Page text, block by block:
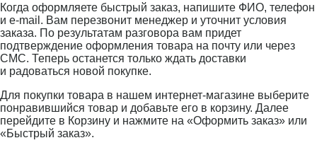
Когда оформляете быстрый заказ, напишите ФИО, телефон
и e-mail. Вам перезвонит менеджер и уточнит условия
заказа. По результатам разговора вам придет
подтверждение оформления товара на почту или через
СМС. Теперь останется только ждать доставки
и радоваться новой покупке.
Для покупки товара в нашем интернет-магазине выберите
понравившийся товар и добавьте его в корзину. Далее
перейдите в Корзину и нажмите на «Оформить заказ» или
«Быстрый заказ».